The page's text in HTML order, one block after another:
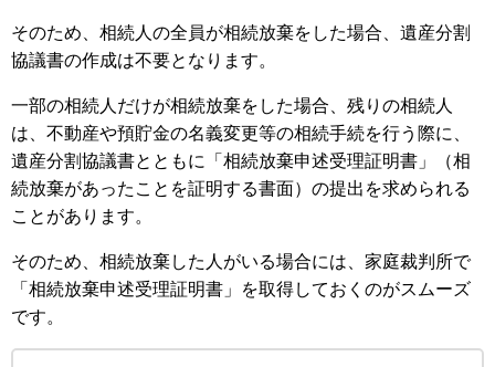
そのため、相続人の全員が相続放棄をした場合、遺産分割
協議書の作成は不要となります。
一部の相続人だけが相続放棄をした場合、残りの相続人
は、不動産や預貯金の名義変更等の相続手続を行う際に、
遺産分割協議書とともに「相続放棄申述受理証明書」（相
続放棄があったことを証明する書面）の提出を求められる
ことがあります。
そのため、相続放棄した人がいる場合には、家庭裁判所で
「相続放棄申述受理証明書」を取得しておくのがスムーズ
です。